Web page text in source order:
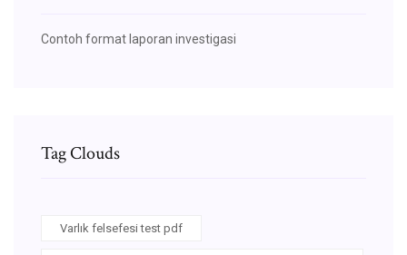
Contoh format laporan investigasi
Tag Clouds
Varlık felsefesi test pdf